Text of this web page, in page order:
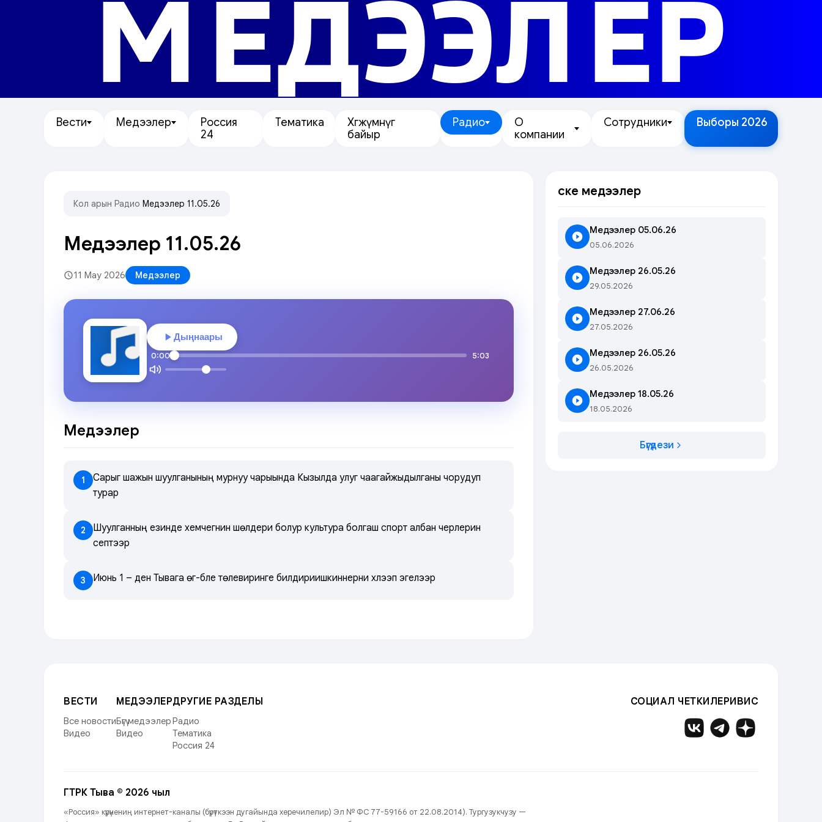
МЕДЭЭЛЕР
Вести Медээлер
Россия
24
Тематика
Хөгжүмнүг
байыр
Радио
О
компании
Сотрудники Выборы 2026
Кол арын Радио Медээлер 11.05.26
Медээлер 11.05.26
11 May 2026 Медээлер
Дыңнаары
0:00
5:03
Медээлер
1
Сарыг шажын шуулганының мурнуу чарыында Кызылда улуг чаагайжыдылганы чорудуп
турар
2
Шуулганның үезинде хемчегнин шөлдери болур культура болгаш спорт албан черлерин
септээр
3 Июнь 1 – ден Тывага өг-бүле төлевиринге билдириишкиннерни хүлээп эгелээр
Өске медээлер
Медээлер 05.06.26
05.06.2026
Медээлер 26.05.26
29.05.2026
Медээлер 27.06.26
27.05.2026
Медээлер 26.05.26
26.05.2026
Медээлер 18.05.26
18.05.2026
Бүгүдези
ВЕСТИ
Все новости
Видео
МЕДЭЭЛЕР
Бүгү медээлер
Видео
ДРУГИЕ РАЗДЕЛЫ
Радио
Тематика
Россия 24
СОЦИАЛ ЧЕТКИЛЕРИВИС
ГТРК Тыва © 2026 чыл
«Россия» күрүнениң интернет-каналы (бүрүткээн дугайында херечилелир) Эл № ФС 77-59166 от 22.08.2014). Тургузукчузу —